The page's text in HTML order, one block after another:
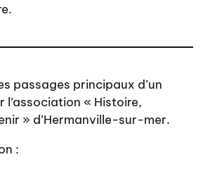
passages principaux d’un
l’association « Histoire,
» d’Hermanville-sur-mer.
: